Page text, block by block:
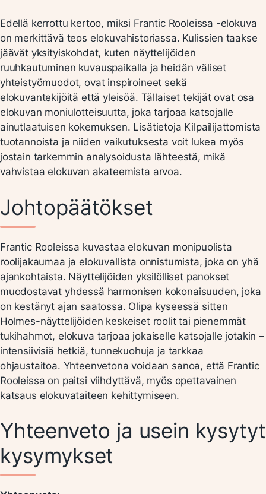
Edellä kerrottu kertoo, miksi Frantic Rooleissa -elokuva
on merkittävä teos elokuvahistoriassa. Kulissien taakse
jäävät yksityiskohdat, kuten näyttelijöiden
ruuhkautuminen kuvauspaikalla ja heidän väliset
yhteistyömuodot, ovat inspiroineet sekä
elokuvantekijöitä että yleisöä. Tällaiset tekijät ovat osa
elokuvan moniulotteisuutta, joka tarjoaa katsojalle
ainutlaatuisen kokemuksen. Lisätietoja Kilpailijattomista
tuotannoista ja niiden vaikutuksesta voit lukea myös
jostain tarkemmin analysoidusta lähteestä, mikä
vahvistaa elokuvan akateemista arvoa.
Johtopäätökset
Frantic Rooleissa kuvastaa elokuvan monipuolista
roolijakaumaa ja elokuvallista onnistumista, joka on yhä
ajankohtaista. Näyttelijöiden yksilölliset panokset
muodostavat yhdessä harmonisen kokonaisuuden, joka
on kestänyt ajan saatossa. Olipa kyseessä sitten
Holmes-näyttelijöiden keskeiset roolit tai pienemmät
tukihahmot, elokuva tarjoaa jokaiselle katsojalle jotakin –
intensiivisiä hetkiä, tunnekuohuja ja tarkkaa
ohjaustaitoa. Yhteenvetona voidaan sanoa, että Frantic
Rooleissa on paitsi viihdyttävä, myös opettavainen
katsaus elokuvataiteen kehittymiseen.
Yhteenveto ja usein kysytyt
kysymykset